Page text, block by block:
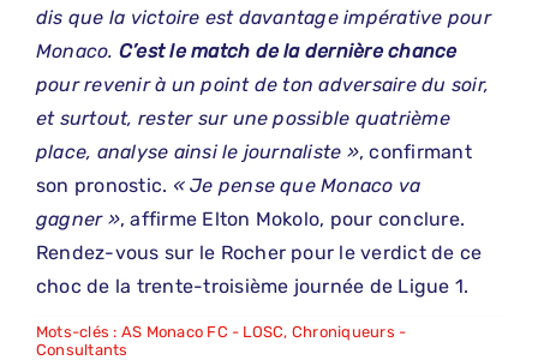
dis que la victoire est davantage impérative pour
Monaco. C’est le match de la dernière chance
pour revenir à un point de ton adversaire du soir,
et surtout, rester sur une possible quatrième
place, analyse ainsi le journaliste », confirmant
son pronostic. « Je pense que Monaco va
gagner », affirme Elton Mokolo, pour conclure.
Rendez-vous sur le Rocher pour le verdict de ce
choc de la trente-troisième journée de Ligue 1.
Mots-clés : AS Monaco FC - LOSC, Chroniqueurs -
Consultants